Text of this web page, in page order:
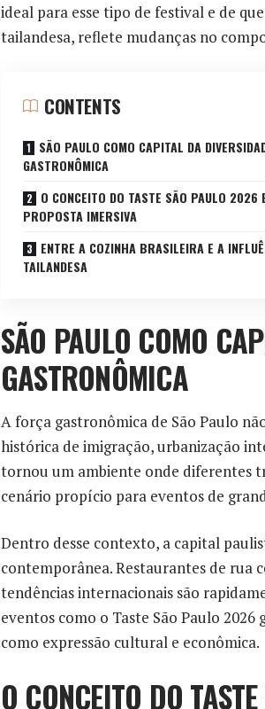
ideal para esse tipo de festival e de
tailandesa, reflete mudanças no
CONTENTS
SÃO PAULO COMO CAPITAL DA
GASTRONÔMICA
O CONCEITO DO TASTE SÃO PAULO 2026
PROPOSTA IMERSIVA
ENTRE A COZINHA BRASILEIRA E A
TAILANDESA
SÃO PAULO COMO
GASTRONÔMICA
A força gastronômica de São Paulo
histórica de imigração, urbanização
tornou um ambiente onde diferentes
cenário propício para eventos de
Dentro desse contexto, a capital
contemporânea. Restaurantes de rua
tendências internacionais são
eventos como o Taste São Paulo
como expressão cultural e econômica.
O CONCEITO DO